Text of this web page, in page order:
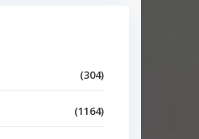
(304)
(1164)